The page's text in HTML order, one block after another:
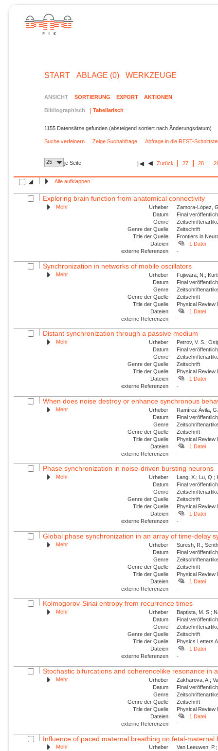
START ABLAGE (0) WERKZEUGE
ANSICHT SORTIERUNG EXPORT AKTIONEN
Bibliographisch Tabellarisch
1155 Datensätze gefunden (absteigend sortiert nach Änderungsdatum)
Suche verfeinern Zeige Suchabfrage Abfrage in die REST-
25 je Seite Zurück 27 28
Alle aufklappen
Exploring brain function from anatomical connectivity
Mehr Urheber
Zamora-López,
Datum
Final
Genre
Genre der Quelle
Zeitschrift
Title der Quelle
Frontiers in
Dateien
1 Datei
externe Referenzen
-
Synchronization in networks of mobile oscillators
Mehr Urheber
Fujiwara, N.;
Datum
Final
Genre
Genre der Quelle
Zeitschrift
Title der Quelle
Physical Review
Dateien
1 Datei
externe Referenzen
-
Distant synchronization through a passive medium
Mehr Urheber
Petrov, V. S.;
Datum
Final
Genre
Genre der Quelle
Zeitschrift
Title der Quelle
Physical Review
Dateien
1 Datei
externe Referenzen
-
When does noise destroy or enhance synchronous
Mehr Urheber
Ramírez Ávila,
Datum
Final
Genre
Genre der Quelle
Zeitschrift
Title der Quelle
Physical Review
Dateien
1 Datei
externe Referenzen
-
Phase synchronization in noise-driven bursting neurons
Mehr Urheber
Lang, X.; Lu,
Datum
Final
Genre
Genre der Quelle
Zeitschrift
Title der Quelle
Physical Review
Dateien
1 Datei
externe Referenzen
-
Global phase synchronization in an array of time-delay
Mehr Urheber
Suresh, R.;
Datum
Final
Genre
Genre der Quelle
Zeitschrift
Title der Quelle
Physical Review
Dateien
1 Datei
externe Referenzen
-
Kolmogorov-Sinai entropy from recurrence times
Mehr Urheber
Baptista, M. S.;
Datum
Final
Genre
Genre der Quelle
Zeitschrift
Title der Quelle
Physics Letters A
Dateien
1 Datei
externe Referenzen
-
Stochastic bifurcations and coherencelike resonance in
Mehr Urheber
Zakharova, A.;
Datum
Final
Genre
Genre der Quelle
Zeitschrift
Title der Quelle
Physical Review
Dateien
1 Datei
externe Referenzen
-
Influence of paced maternal breathing on fetal-maternal
Mehr Urheber
Van Leeuwen,